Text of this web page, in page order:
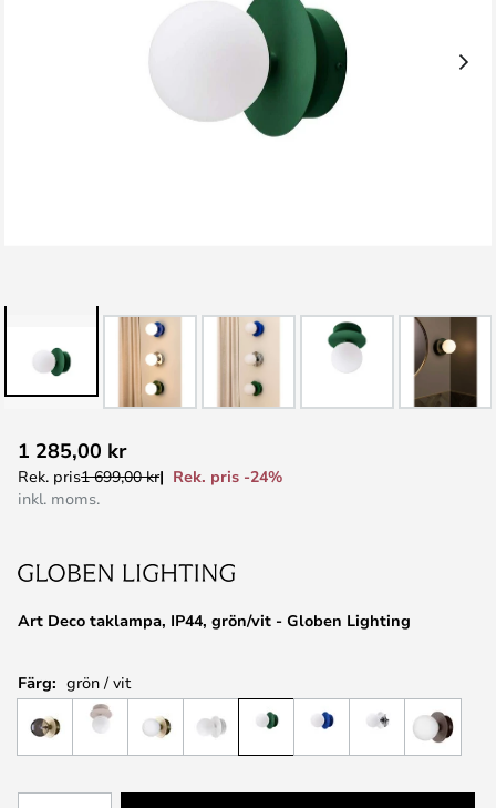
till
början
Art Deco taklampa, IP44, grön/vit - Globen Lighting
1 285,00 kr
Rek. pris1 699,00 kr
Rek. pris -24%
inkl. moms.
Färg: grön / vit